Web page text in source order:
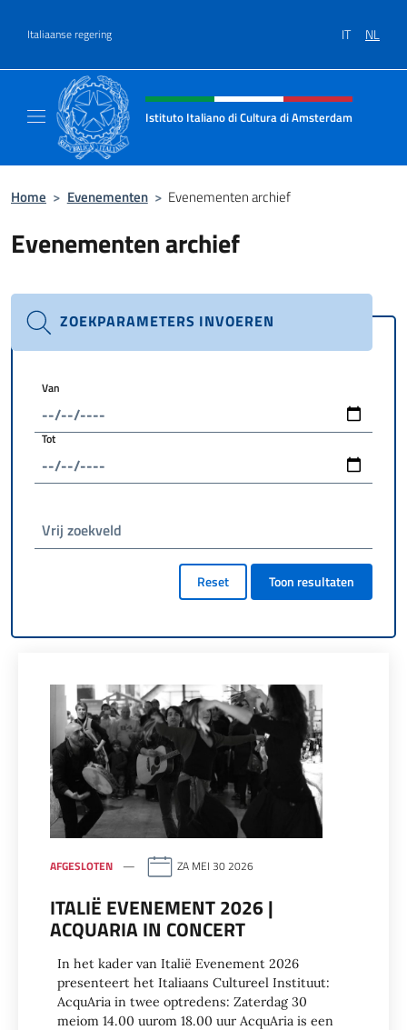
Italiaanse regering IT NL
Intestazione sito, social e menù
Istituto Italiano di Cultura di Amsterdam
Home > Evenementen > Evenementen archief
Evenementen archief
ZOEKPARAMETERS INVOEREN
Van
Tot
Vrij zoekveld
Reset Toon resultaten
AFGESLOTEN ZA MEI 30 2026
ITALIË EVENEMENT 2026 |
ACQUARIA IN CONCERT
In het kader van Italië Evenement 2026
presenteert het Italiaans Cultureel Instituut:
AcquAria in twee optredens: Zaterdag 30
meiom 14.00 uurom 18.00 uur AcquAria is een